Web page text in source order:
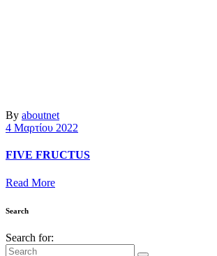
By aboutnet
4 Μαρτίου 2022
FIVE FRUCTUS
Read More
Search
Search for: